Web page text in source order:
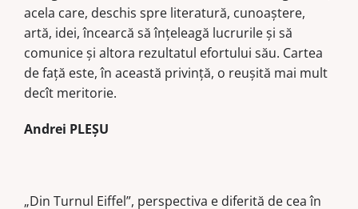
acela care, deschis spre literatură, cunoaștere,
artă, idei, încearcă să înțeleagă lucrurile și să
comunice și altora rezultatul efortului său. Cartea
de față este, în această privință, o reușită mai mult
decît meritorie.
Andrei PLEȘU
„Din Turnul Eiffel”, perspectiva e diferită de cea în